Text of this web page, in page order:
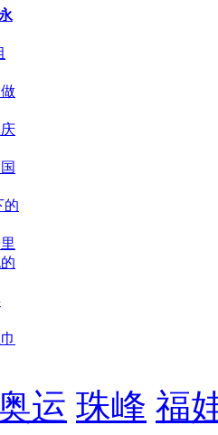
的
运 珠峰 福